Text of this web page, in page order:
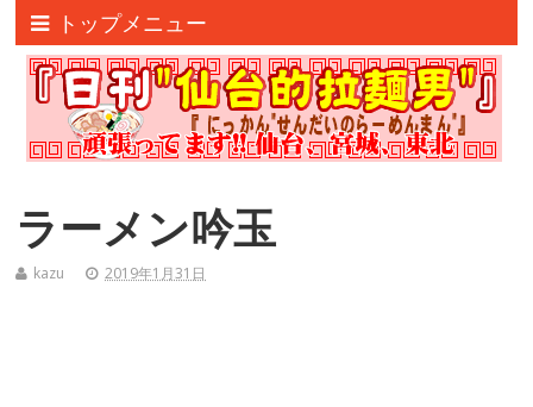
トップメニュー
ラーメン吟玉
kazu 2019年1月31日